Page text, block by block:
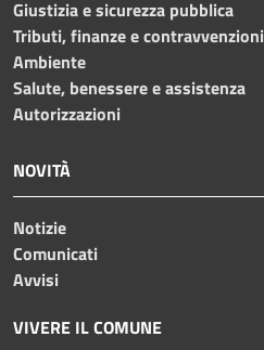
Giustizia e sicurezza pubblica
Tributi, finanze e contravvenzioni
Ambiente
Salute, benessere e assistenza
Autorizzazioni
NOVITÀ
Notizie
Comunicati
Avvisi
VIVERE IL COMUNE